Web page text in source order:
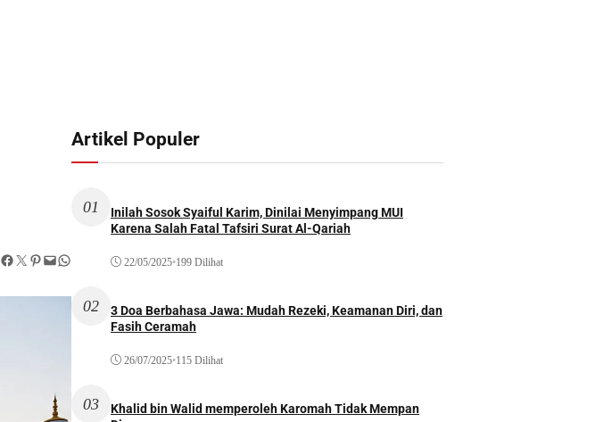
Twitter Pinterest Mail WhatsApp
Artikel Populer
01
Inilah Sosok Syaiful Karim, Dinilai Menyimpang MUI
Karena Salah Fatal Tafsiri Surat Al-Qariah
22/05/2025•199 Dilihat
02
3 Doa Berbahasa Jawa: Mudah Rezeki, Keamanan Diri, dan
Fasih Ceramah
26/07/2025•115 Dilihat
03
Khalid bin Walid memperoleh Karomah Tidak Mempan